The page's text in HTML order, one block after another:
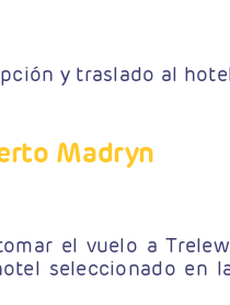
y traslado al hotel
Madryn
el vuelo a
seleccionado en